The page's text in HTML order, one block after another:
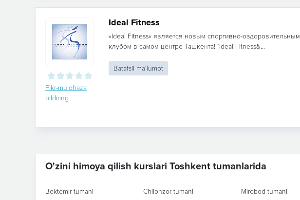
Fikr-mulohaza
bildiring
Ideal Fitness
«Ideal Fitness» является новым спортивно-оздоровительным
клубом в самом центре Ташкента! "Ideal Fitness&...
Batafsil ma'lumot
O'zini himoya qilish kurslari Toshkent tumanlarida
Bektemir tumani Chilonzor tumani Mirobod tumani